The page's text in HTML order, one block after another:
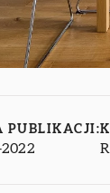
PUBLIKACJI: